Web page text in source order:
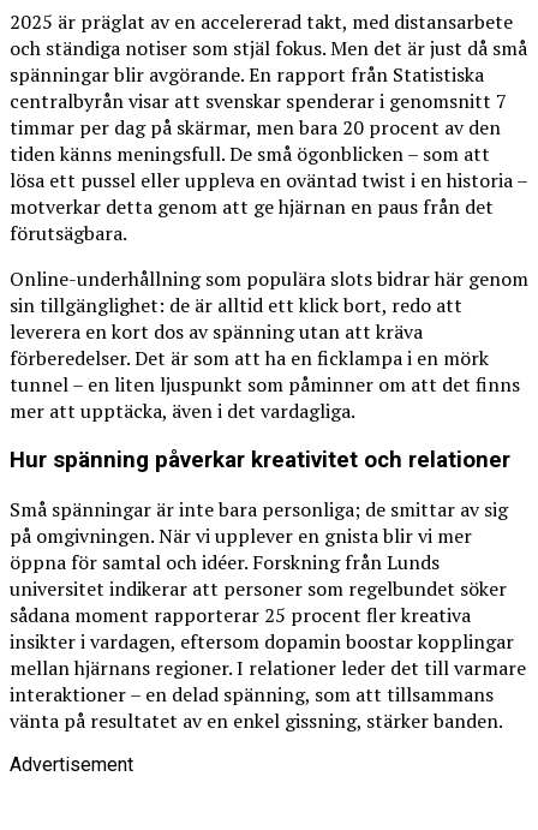
2025 är präglat av en accelererad takt, med distansarbete
och ständiga notiser som stjäl fokus. Men det är just då små
spänningar blir avgörande. En rapport från Statistiska
centralbyrån visar att svenskar spenderar i genomsnitt 7
timmar per dag på skärmar, men bara 20 procent av den
tiden känns meningsfull. De små ögonblicken – som att
lösa ett pussel eller uppleva en oväntad twist i en historia –
motverkar detta genom att ge hjärnan en paus från det
förutsägbara.
Online-underhållning som populära slots bidrar här genom
sin tillgänglighet: de är alltid ett klick bort, redo att
leverera en kort dos av spänning utan att kräva
förberedelser. Det är som att ha en ficklampa i en mörk
tunnel – en liten ljuspunkt som påminner om att det finns
mer att upptäcka, även i det vardagliga.
Hur spänning påverkar kreativitet och relationer
Små spänningar är inte bara personliga; de smittar av sig
på omgivningen. När vi upplever en gnista blir vi mer
öppna för samtal och idéer. Forskning från Lunds
universitet indikerar att personer som regelbundet söker
sådana moment rapporterar 25 procent fler kreativa
insikter i vardagen, eftersom dopamin boostar kopplingar
mellan hjärnans regioner. I relationer leder det till varmare
interaktioner – en delad spänning, som att tillsammans
vänta på resultatet av en enkel gissning, stärker banden.
Advertisement